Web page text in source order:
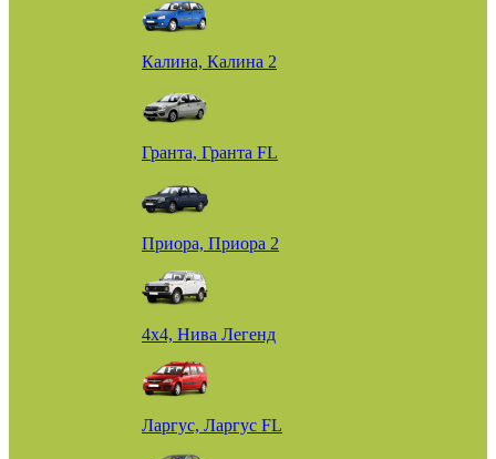
Калина, Калина 2
Гранта, Гранта FL
Приора, Приора 2
4х4, Нива Легенд
Ларгус, Ларгус FL